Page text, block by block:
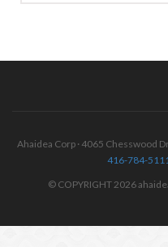
Ahaidea Corp · 4065 Chesswood
416-784-
© COPYRIGHT 2026